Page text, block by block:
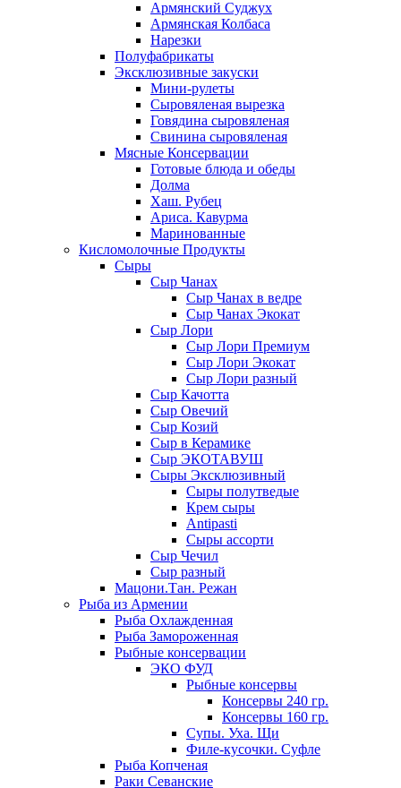
Армянский Суджух
Армянская Колбаса
Нарезки
Полуфабрикаты
Эксклюзивные закуски
Мини-рулеты
Сыровяленая вырезка
Говядина сыровяленая
Свинина сыровяленая
Мясные Консервации
Готовые блюда и обеды
Долма
Хаш. Рубец
Ариса. Кавурма
Маринованные
Кисломолочные Продукты
Сыры
Сыр Чанах
Сыр Чанах в ведре
Сыр Чанах Экокат
Сыр Лори
Сыр Лори Премиум
Сыр Лори Экокат
Сыр Лори разный
Сыр Качотта
Сыр Овечий
Сыр Козий
Сыр в Керамике
Сыр ЭКОТАВУШ
Сыры Эксклюзивный
Сыры полутведые
Крем сыры
Antipasti
Сыры ассорти
Сыр Чечил
Сыр разный
Мацони.Тан. Режан
Рыба из Армении
Рыба Охлажденная
Рыба Замороженная
Рыбные консервации
ЭКО ФУД
Рыбные консервы
Консервы 240 гр.
Консервы 160 гр.
Супы. Уха. Щи
Филе-кусочки. Суфле
Рыба Копченая
Раки Севанские